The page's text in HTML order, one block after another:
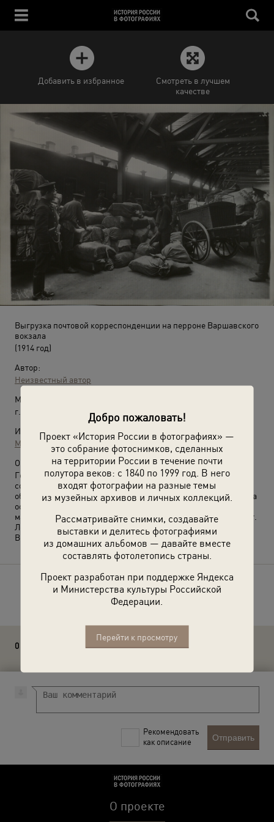
Добро пожаловать!
Проект «История России в фотографиях» —
это собрание фотоснимков, сделанных
на территории России в течение почти
полутора веков: с 1840 по 1999 год. В него
входят фотографии на разные темы
из музейных архивов и личных коллекций.
Рассматривайте снимки, создавайте
выставки и делитесь фотографиями
из домашних альбомов — давайте вместе
составлять фотолетопись страны.
Проект разработан при поддержке Яндекса
и Министерства культуры Российской
Федерации.
Перейти к просмотру
Добавить в избранное
Смотреть в лучшем
качестве
Выгрузка почтовой корреспонденции на перроне Варшавского
вокзала
(1914 год)
Автор:
Неизвестный автор
Место съемки:
г. Петроград
Источники:
Музей Москвы
О фотографии:
Государственный архив Октябрьской революции и
социалистического строительства Ленинградской
области. Коллекция фотографий, собранная Я. Н. Ривошем, на
основе которой издана книга «Время и вещи» по истории
материальной культуры России конца XIX – начала XX веков, г.
Ленинград.
Выставка
«Вам письмо!»с этой фотографией.
Расскажите друзьям об этом фото
0 комментариев
Рекомендовать
как описание
Отправить
О проекте